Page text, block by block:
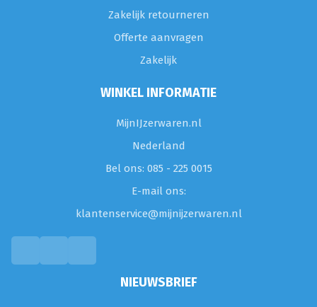
Zakelijk retourneren
Offerte aanvragen
Zakelijk
WINKEL INFORMATIE
MijnIJzerwaren.nl
Nederland
Bel ons: 085 - 225 0015
E-mail ons:
klantenservice@mijnijzerwaren.nl
NIEUWSBRIEF